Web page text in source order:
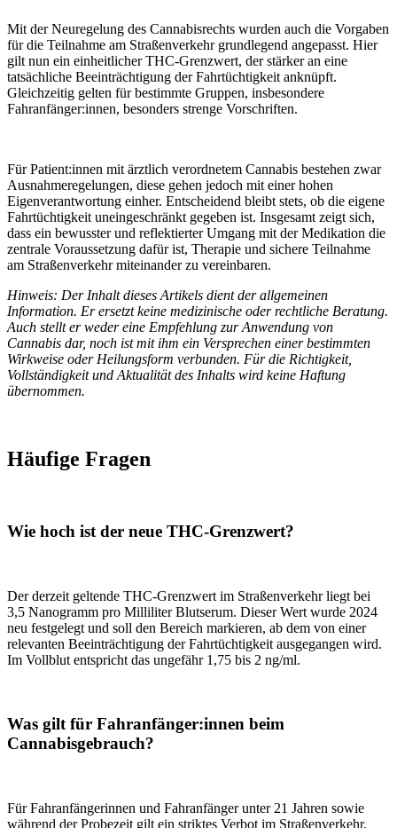
Mit der Neuregelung des Cannabisrechts wurden auch die Vorgaben
für die Teilnahme am Straßenverkehr grundlegend angepasst. Hier
gilt nun ein einheitlicher THC-Grenzwert, der stärker an eine
tatsächliche Beeinträchtigung der Fahrtüchtigkeit anknüpft.
Gleichzeitig gelten für bestimmte Gruppen, insbesondere
Fahranfänger:innen, besonders strenge Vorschriften.
Für Patient:innen mit ärztlich verordnetem Cannabis bestehen zwar
Ausnahmeregelungen, diese gehen jedoch mit einer hohen
Eigenverantwortung einher. Entscheidend bleibt stets, ob die eigene
Fahrtüchtigkeit uneingeschränkt gegeben ist. Insgesamt zeigt sich,
dass ein bewusster und reflektierter Umgang mit der Medikation die
zentrale Voraussetzung dafür ist, Therapie und sichere Teilnahme
am Straßenverkehr miteinander zu vereinbaren.
Hinweis: Der Inhalt dieses Artikels dient der allgemeinen
Information. Er ersetzt keine medizinische oder rechtliche Beratung.
Auch stellt er weder eine Empfehlung zur Anwendung von
Cannabis dar, noch ist mit ihm ein Versprechen einer bestimmten
Wirkweise oder Heilungsform verbunden. Für die Richtigkeit,
Vollständigkeit und Aktualität des Inhalts wird keine Haftung
übernommen.
Häufige Fragen
Wie hoch ist der neue THC-Grenzwert?
Der derzeit geltende THC-Grenzwert im Straßenverkehr liegt bei
3,5 Nanogramm pro Milliliter Blutserum. Dieser Wert wurde 2024
neu festgelegt und soll den Bereich markieren, ab dem von einer
relevanten Beeinträchtigung der Fahrtüchtigkeit ausgegangen wird.
Im Vollblut entspricht das ungefähr 1,75 bis 2 ng/ml.
Was gilt für Fahranfänger:innen beim
Cannabisgebrauch?
Für Fahranfängerinnen und Fahranfänger unter 21 Jahren sowie
während der Probezeit gilt ein striktes Verbot im Straßenverkehr.